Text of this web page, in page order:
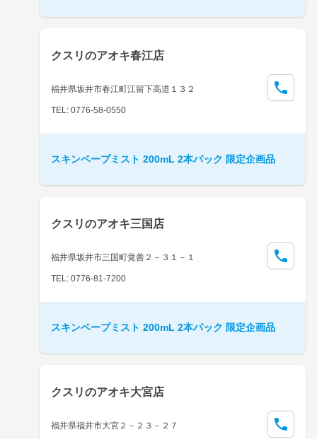
クスリのアオキ春江店
福井県坂井市春江町江留下高道１３２
TEL: 0776-58-0550
スキンベープミスト 200mL 2本パック 限定企画品
クスリのアオキ三国店
福井県坂井市三国町覚善２－３１－１
TEL: 0776-81-7200
スキンベープミスト 200mL 2本パック 限定企画品
クスリのアオキ大宮店
福井県福井市大宮２－２３－２７